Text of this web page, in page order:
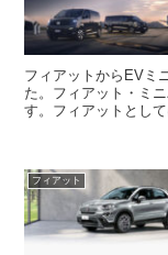
フィアットからEVミ
た。フィアット・ミ
す。フィアットとし
フィアット